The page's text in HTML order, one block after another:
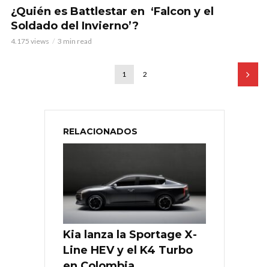
¿Quién es Battlestar en ‘Falcon y el
Soldado del Invierno’?
4.175 views 3 min read
1 2
RELACIONADOS
Kia lanza la Sportage X-
Line HEV y el K4 Turbo